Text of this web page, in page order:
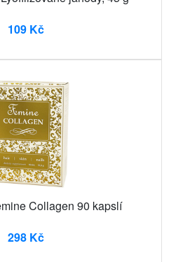
109 Kč
Collagen 90 kapslí
298 Kč